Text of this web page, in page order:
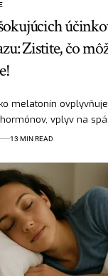
Zistite, čo
melatonín
vplyv na
13 MIN READ